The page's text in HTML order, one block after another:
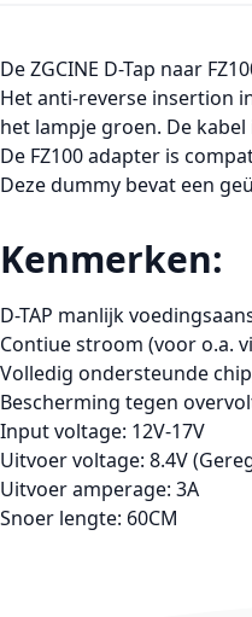
De ZGCINE D-Tap naar
Het anti-reverse insertion
het lampje groen. De
De FZ100 adapter is
Deze dummy bevat een
Kenmerken:
D-TAP manlijk
Contiue stroom (voor o.a.
Volledig ondersteunde
Bescherming tegen
Input voltage: 12V-17V
Uitvoer voltage: 8.4V
Uitvoer amperage: 3A
Snoer lengte: 60CM